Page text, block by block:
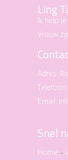
Ling
Ik help
Vrouw
Adres:
Telefoon:
Email:
Snel
Home –